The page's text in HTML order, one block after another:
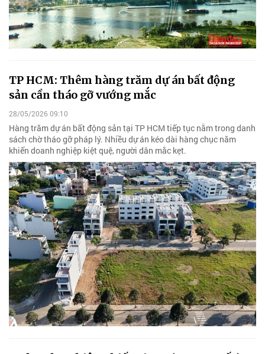
TP HCM: Thêm hàng trăm dự án bất động
sản cần tháo gỡ vướng mắc
28/05/2026 09:10
Hàng trăm dự án bất động sản tại TP HCM tiếp tục nằm trong danh
sách chờ tháo gỡ pháp lý. Nhiều dự án kéo dài hàng chục năm
khiến doanh nghiệp kiệt quệ, người dân mắc kẹt.